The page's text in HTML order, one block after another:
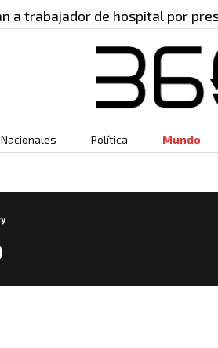
de hospital por presunto
Nacionales Política Mundo